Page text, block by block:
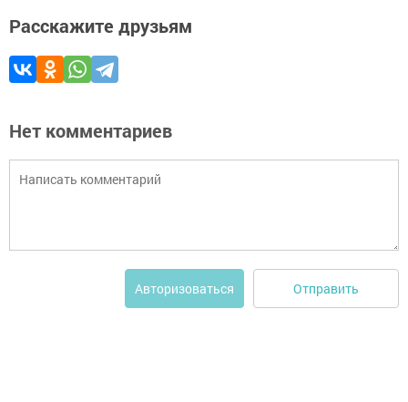
Расскажите друзьям
Нет комментариев
Авторизоваться Отправить